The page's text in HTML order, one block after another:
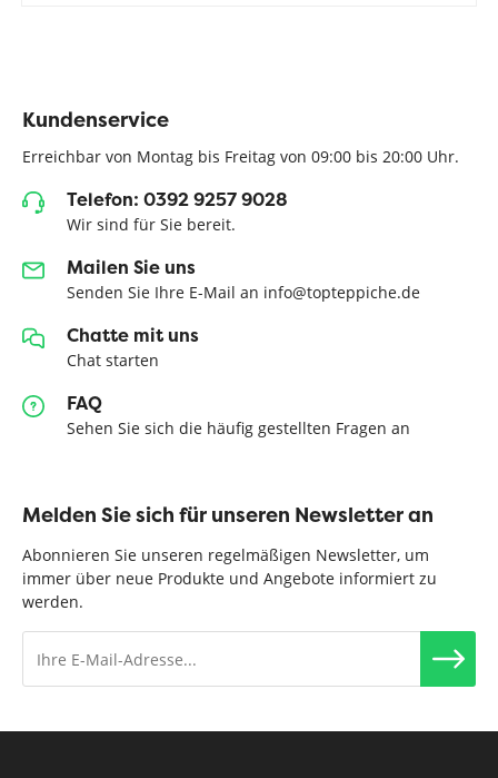
Kundenservice
Erreichbar von Montag bis Freitag von 09:00 bis 20:00 Uhr.
Telefon: 0392 9257 9028
Wir sind für Sie bereit.
Mailen Sie uns
Senden Sie Ihre E-Mail an info@topteppiche.de
Chatte mit uns
Chat starten
FAQ
Sehen Sie sich die häufig gestellten Fragen an
Melden Sie sich für unseren Newsletter an
Abonnieren Sie unseren regelmäßigen Newsletter, um
immer über neue Produkte und Angebote informiert zu
werden.